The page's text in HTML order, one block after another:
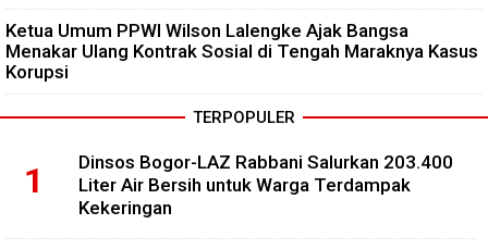
Ketua Umum PPWI Wilson Lalengke Ajak Bangsa
Menakar Ulang Kontrak Sosial di Tengah Maraknya Kasus
Korupsi
TERPOPULER
Dinsos Bogor-LAZ Rabbani Salurkan 203.400
Liter Air Bersih untuk Warga Terdampak
Kekeringan